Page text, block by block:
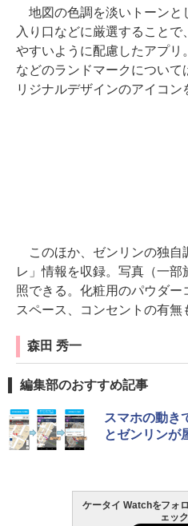
地図の色調を淡いトーンと
入り口などに厳選すること
やすいように配慮したアプリ
などのランドマークについ
リジナルデザインのアイコン
このほか、ゼンリンの独自
レ」情報を収録。写真（一
照できる。化粧用のパウダ
スペース、コンセントの有無
森田 秀一
編集部のおすすめ記事
スマホの動き
とゼンリンが
ケータイ Watchをフォ
ェック